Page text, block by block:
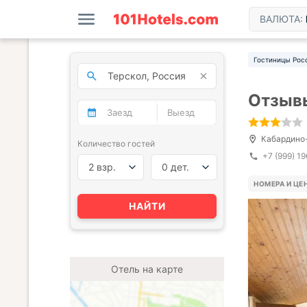
ВАЛЮТА:
Гостиницы
+7 (999)
НОМЕРА И
Количество гостей
2 взр. 0 дет.
НАЙТИ
Отель на карте